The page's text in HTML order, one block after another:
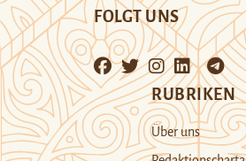
FOLGT UNS
RUBRIKEN
Über uns